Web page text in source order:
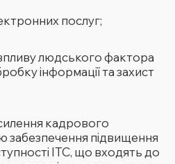
послуг;
людського фактора
інформації та захист
кадрового
забезпечення підвищення
ІТС, що входять до